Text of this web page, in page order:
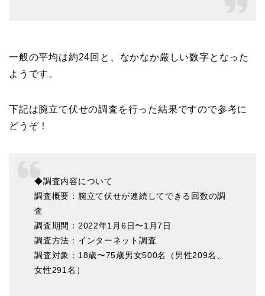
一般の平均は約24回と、なかなか厳しい数字となった
ようです。
下記は腕立て伏せの調査を行った結果ですので参考に
どうぞ！
◆調査内容について
調査概要：腕立て伏せが連続してできる回数の調
査
調査期間：2022年1月6日〜1月7日
調査方法：インターネット調査
調査対象：18歳〜75歳男女500名（男性209名、
女性291名）